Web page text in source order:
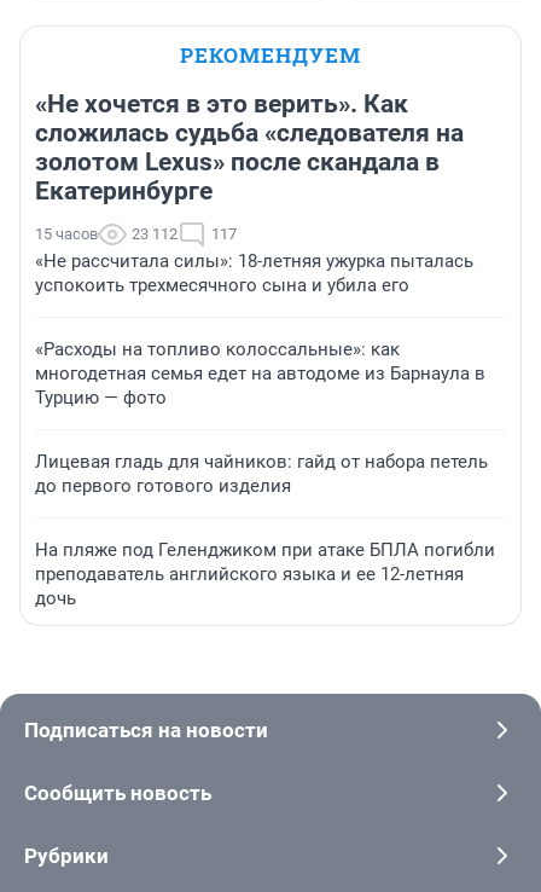
РЕКОМЕНДУЕМ
«Не хочется в это верить». Как
сложилась судьба «следователя на
золотом Lexus» после скандала в
Екатеринбурге
15 часов 23 112 117
«Не рассчитала силы»: 18-летняя ужурка пыталась
успокоить трехмесячного сына и убила его
«Расходы на топливо колоссальные»: как
многодетная семья едет на автодоме из Барнаула в
Турцию — фото
Лицевая гладь для чайников: гайд от набора петель
до первого готового изделия
На пляже под Геленджиком при атаке БПЛА погибли
преподаватель английского языка и ее 12-летняя
дочь
Подписаться на новости
Сообщить новость
Рубрики